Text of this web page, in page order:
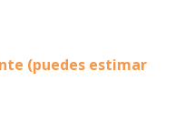
(puedes estimar